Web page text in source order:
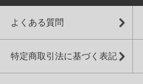
よくある質問
特定商取引法に基づく表記